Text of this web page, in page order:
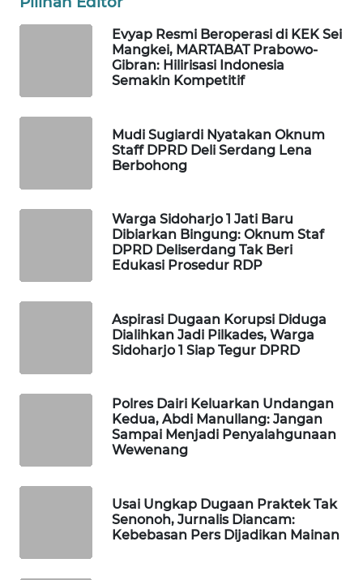
Evyap Resmi Beroperasi di KEK Sei
Mangkei, MARTABAT Prabowo-
Gibran: Hilirisasi Indonesia
Semakin Kompetitif
Mudi Sugiardi Nyatakan Oknum
Staff DPRD Deli Serdang Lena
Berbohong
Warga Sidoharjo 1 Jati Baru
Dibiarkan Bingung: Oknum Staf
DPRD Deliserdang Tak Beri
Edukasi Prosedur RDP
Aspirasi Dugaan Korupsi Diduga
Dialihkan Jadi Pilkades, Warga
Sidoharjo 1 Siap Tegur DPRD
Polres Dairi Keluarkan Undangan
Kedua, Abdi Manullang: Jangan
Sampai Menjadi Penyalahgunaan
Wewenang
Usai Ungkap Dugaan Praktek Tak
Senonoh, Jurnalis Diancam:
Kebebasan Pers Dijadikan Mainan
CILEUNGSI
NEWS
ID